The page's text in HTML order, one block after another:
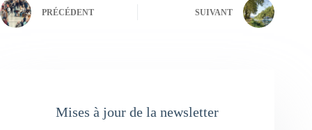
PRÉCÉDENT SUIVANT
Mises à jour de la newsletter